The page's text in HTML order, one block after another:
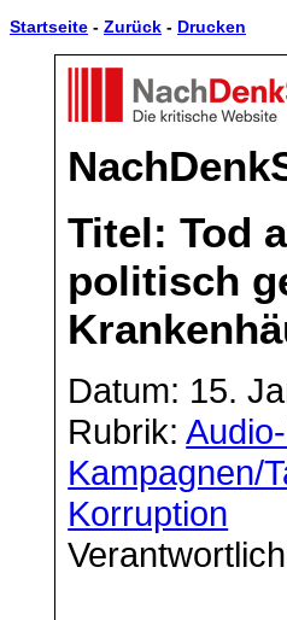
Startseite - Zurück - Drucken
Titel: Tod
politisch
Datum: 15.
Rubrik:
Kampagnen/
Korruption